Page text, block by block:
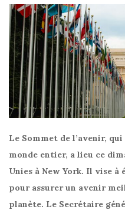
Le Sommet de l’avenir,
monde entier, a lieu ce
Unies à New York. Il vise
pour assurer un avenir
planète. Le Secrétaire